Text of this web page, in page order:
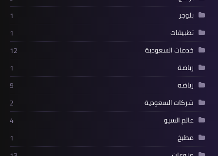
بلوجر
1
تطبيقات
1
خدمات السعودية
12
رياضة
1
رياضه
9
شركات السعودية
2
عالم السيو
4
مطبخ
1